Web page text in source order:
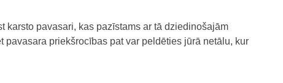
karsto pavasari, kas pazīstams ar tā dziedinošajām
priekšrocības pat var peldēties jūrā netālu, kur